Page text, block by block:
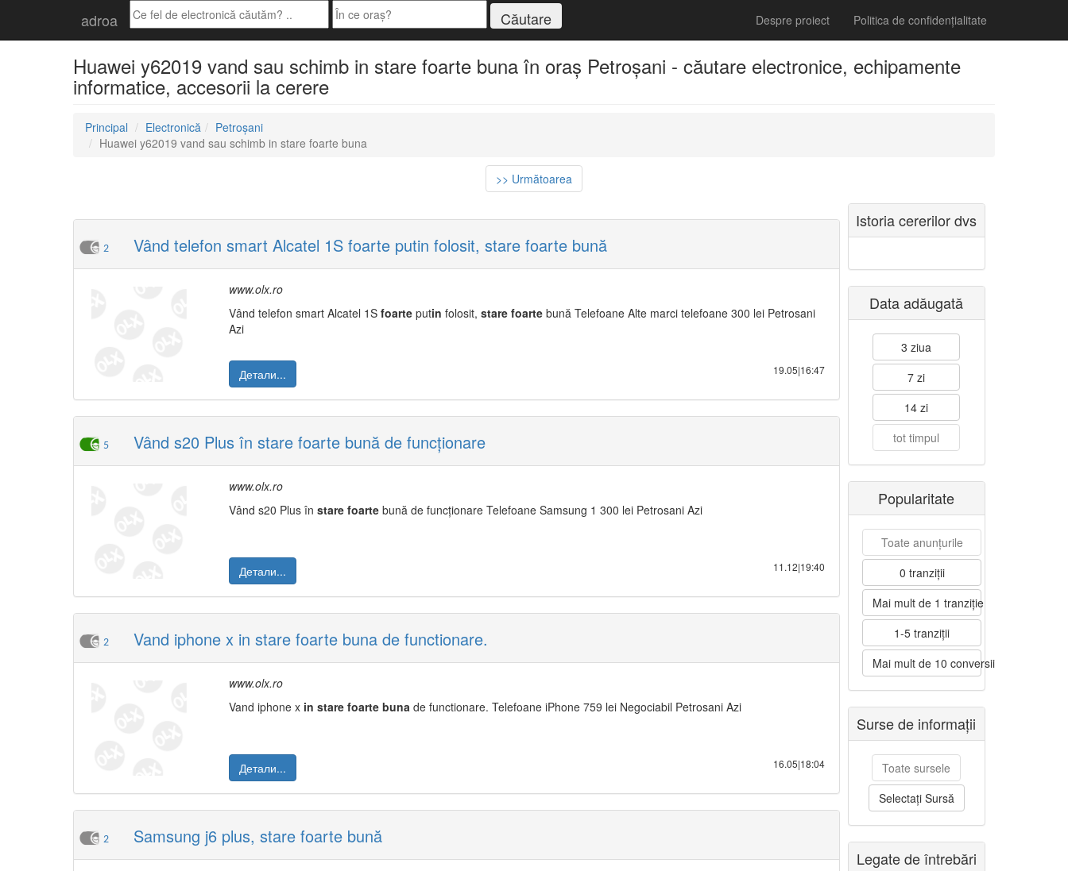
adroa Despre proiect Politica de confidențialitate
Huawei y62019 vand sau schimb in stare foarte buna în oraș Petroșani - căutare electronice, echipamente
informatice, accesorii la cerere
Principal Electronică
Petroșani
Huawei y62019 vand sau schimb in stare foarte buna
>> Următoarea
2 Vând telefon smart Alcatel 1S foarte putin folosit, stare foarte bună
www.olx.ro
Vând telefon smart Alcatel 1S foarte putin folosit, stare foarte bună Telefoane Alte marci telefoane 300 lei Petrosani
Azi
Детали... 19.05|16:47
5 Vând s20 Plus în stare foarte bună de funcționare
www.olx.ro
Vând s20 Plus în stare foarte bună de funcționare Telefoane Samsung 1 300 lei Petrosani Azi
Детали... 11.12|19:40
2 Vand iphone x in stare foarte buna de functionare.
www.olx.ro
Vand iphone x in stare foarte buna de functionare. Telefoane iPhone 759 lei Negociabil Petrosani Azi
Детали... 16.05|18:04
2 Samsung j6 plus, stare foarte bună
Istoria cererilor dvs
Data adăugată
3 ziua
7 zi
14 zi
tot timpul
Popularitate
Toate anunțurile
0 tranziții
Mai mult de 1 tranziție
1-5 tranziții
Mai mult de 10 conversii
Surse de informații
Toate sursele
Selectați Sursă
Legate de întrebări